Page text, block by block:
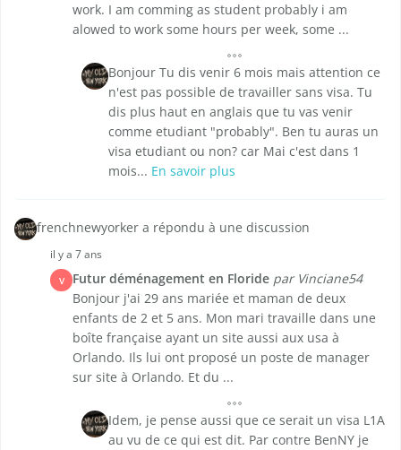
work. I am comming as student probably i am
alowed to work some hours per week, some ...
Bonjour Tu dis venir 6 mois mais attention ce
n'est pas possible de travailler sans visa. Tu
dis plus haut en anglais que tu vas venir
comme etudiant "probably". Ben tu auras un
visa etudiant ou non? car Mai c'est dans 1
mois... En savoir plus
frenchnewyorker a répondu à une discussion
il y a 7 ans
V Futur déménagement en Floride par Vinciane54
Bonjour j'ai 29 ans mariée et maman de deux
enfants de 2 et 5 ans. Mon mari travaille dans une
boîte française ayant un site aussi aux usa à
Orlando. Ils lui ont proposé un poste de manager
sur site à Orlando. Et du ...
Idem, je pense aussi que ce serait un visa L1A
au vu de ce qui est dit. Par contre BenNY je